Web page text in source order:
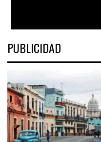
PUBLICIDAD